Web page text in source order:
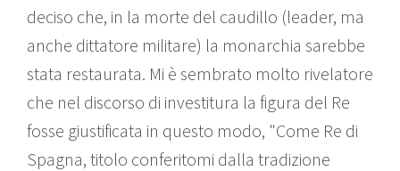
deciso che, in la morte del caudillo (leader, ma
anche dittatore militare) la monarchia sarebbe
stata restaurata. Mi è sembrato molto rivelatore
che nel discorso di investitura la figura del Re
fosse giustificata in questo modo, "Come Re di
Spagna, titolo conferitomi dalla tradizione